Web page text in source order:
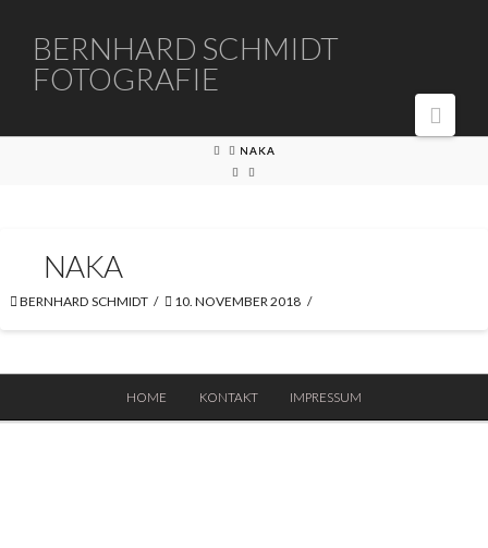
BERNHARD
SCHMIDT
FOTOGRAFIE
BERNHARD SCHMIDT
FOTOGRAFIE
HOMENAKA
NAKA
BERNHARD SCHMIDT 10. NOVEMBER 2018
HOME KONTAKT IMPRESSUM